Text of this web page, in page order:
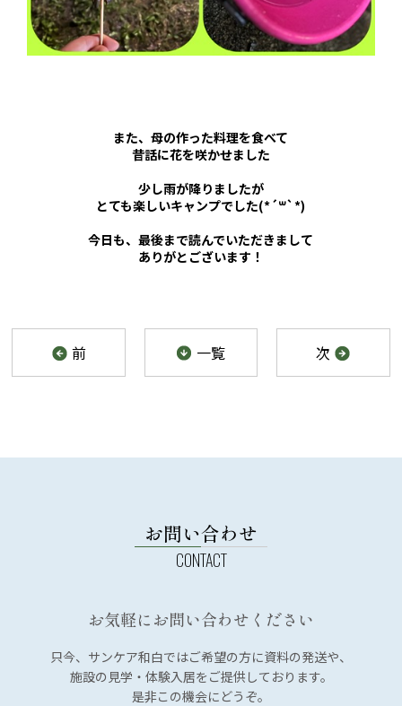
また、母の作った料理を食べて
昔話に花を咲かせました
少し雨が降りましたが
とても楽しいキャンプでした(*´꒳`*)
今日も、最後まで読んでいただきまして
ありがとございます！
前 一覧 次
お問い合わせ
お気軽にお問い合わせください
只今、サンケア和白ではご希望の方に資料の発送や、
施設の見学・体験入居をご提供しております。
是非この機会にどうぞ。